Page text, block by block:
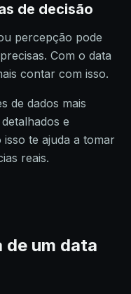
de decisão
percepção pode
Com o data
contar com isso.
de dados mais
e
isso te ajuda a tomar
reais.
de um data